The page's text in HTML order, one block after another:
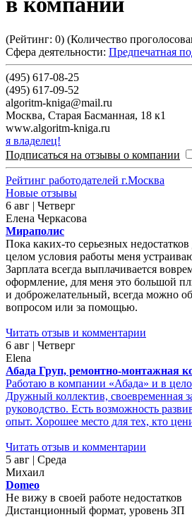
(Рейтинг: 0) (Количество
Сфера деятельности: Предпечатная
(495) 617-08-25
(495) 617-09-52
algoritm-kniga@mail.ru
Москва, Старая Басманная, 18 к1
www.algoritm-kniga.ru
я владелец!
Подписаться на отзывы о компании
Рейтинг работодателей г.Москва
Новые отзывы
6 авг | Четверг
Елена Черкасова
Мираполис
Пока каких-то серьезных
целом условия работы меня
Зарплата всегда выплачивается
оформление, для меня это большой
и доброжелательный, всегда можно
вопросом или за помощью.
Читать отзыв и комментарии
6 авг | Четверг
Elena
Абада Груп, ремонтно-монтажная
Работаю в компании «Абада» и в
Дружный коллектив, своевременная
руководство. Есть возможность
опыт. Хорошее место для тех, кто
Читать отзыв и комментарии
5 авг | Среда
Михаил
Domeo
Не вижу в своей работе недостатков
Дистанционный формат, уровень ЗП